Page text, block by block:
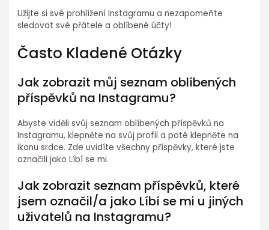
Užijte si své prohlížení Instagramu a nezapomeňte
sledovat své přátele a oblíbené účty!
Často Kladené Otázky
Jak zobrazit můj seznam oblíbených
příspěvků na Instagramu?
Abyste viděli svůj seznam oblíbených příspěvků na
Instagramu, klepněte na svůj profil a poté klepněte na
ikonu srdce. Zde uvidíte všechny příspěvky, které jste
označili jako Líbí se mi.
Jak zobrazit seznam příspěvků, které
jsem označil/a jako Líbí se mi u jiných
uživatelů na Instagramu?